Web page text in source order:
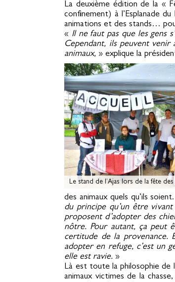
La deuxième édition de la «
confinement) à l’Esplanade
animations et des stands…
« Il ne faut pas que les gens
Cependant, ils peuvent venir
animaux, » explique la
Le stand de l’Ajas lors de la fête
des animaux quels qu’ils
du principe qu’un être vivant
proposent d’adopter des
nôtre. Pour autant, ça peut
certitude de la provenance.
adopter en refuge, c’est un
elle est ravie. »
Là est toute la philosophie de
animaux victimes de la